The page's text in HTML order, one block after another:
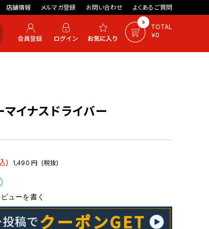
店舗情報 メルマガ登録 お問い合わせ よくあるご質問
0
TOTAL
￥0
イナスドライバー
) 1,490 円 (税抜)
ビューを書く